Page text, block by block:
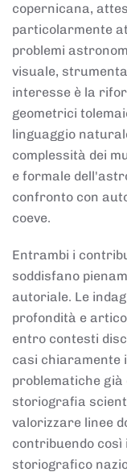
copernicana,
particolarmente
problemi
visuale,
interesse è la
geometrici
linguaggio
complessità dei
e formale
confronto con
coeve.
Entrambi i
soddisfano
autoriale. Le
profondità e
entro contesti
casi chiaramente
problematiche già
storiografia
valorizzare linee
contribuendo
storiografico